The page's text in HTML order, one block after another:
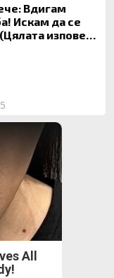
Вдигам
Искам да се
изповед
5
All